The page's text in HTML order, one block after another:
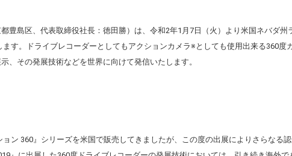
豊島区、代表取締役社長：徳田勝）は、令和2年1 月7日（火）より米国ネバダ州
ます。ドライブレコーダーとしてもアクションカメラ※としても使用出来る360度
、その発展技術などを世界に向けて発信いたします。
ン 360』シリーズを米国で販売してきましたが、この度の出展によりさらなる